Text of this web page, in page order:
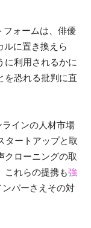
フォームは、俳優
ルに置き換えら
に利用されるかに
を恐れる批判に直
インの人材市場
ートアップと取
クローニングの取
これらの提携も強
バーさえその対